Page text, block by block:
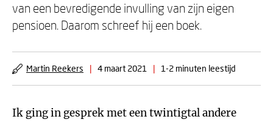
van een bevredigende invulling van zijn eigen
pensioen. Daarom schreef hij een boek.
Martin Reekers | 4 maart 2021 | 1-2 minuten leestijd
Ik ging in gesprek met een twintigtal andere